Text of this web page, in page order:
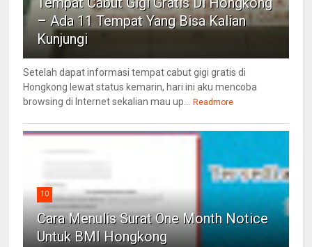
– Ada 11 Tempat Yang Bisa Kalian
Kunjungi
Setelah dapat informasi tempat cabut gigi gratis di
Hongkong lewat status kemarin, hari ini aku mencoba
browsing di Internet sekalian mau up... Readmore
10
Cara Menulis Surat One Month Notice
Untuk BMI Hongkong